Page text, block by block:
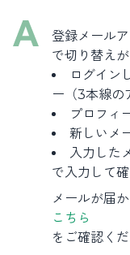
登録メール
で切り替えが
ログイン
ー（3本線の
プロフィ
新しいメ
入力した
で入力して
メールが届
こちら
をご確認くだ